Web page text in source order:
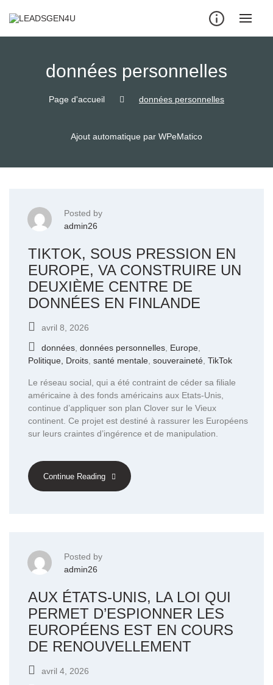
données personnelles
Page d'accueil données personnelles
Ajout automatique par WPeMatico
Posted by
admin26
TIKTOK, SOUS PRESSION EN
EUROPE, VA CONSTRUIRE UN
DEUXIÈME CENTRE DE
DONNÉES EN FINLANDE
avril 8, 2026
données données personnelles Europe
Politique, Droits santé mentale souveraineté TikTok
Le réseau social, qui a été contraint de céder sa filiale
américaine à des fonds américains aux Etats-Unis,
continue d’appliquer son plan Clover sur le Vieux
continent. Ce projet est destiné à rassurer les Européens
sur leurs craintes d’ingérence et de manipulation.
Continue Reading
Posted by
admin26
AUX ÉTATS-UNIS, LA LOI QUI
PERMET D’ESPIONNER LES
EUROPÉENS EST EN COURS
DE RENOUVELLEMENT
avril 4, 2026